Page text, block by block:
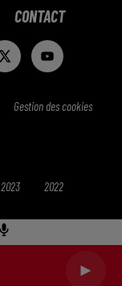
CONTACT
Gestion des cookies
2023 2022